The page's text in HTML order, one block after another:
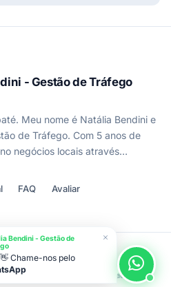
- Gestão de Tráfego
Meu nome é Natália Bendini e
de Tráfego. Com 5 anos de
negócios locais através…
FAQ Avaliar
· Todos os direitos reservados.
Bendini - Gestão de
Chame-nos pelo